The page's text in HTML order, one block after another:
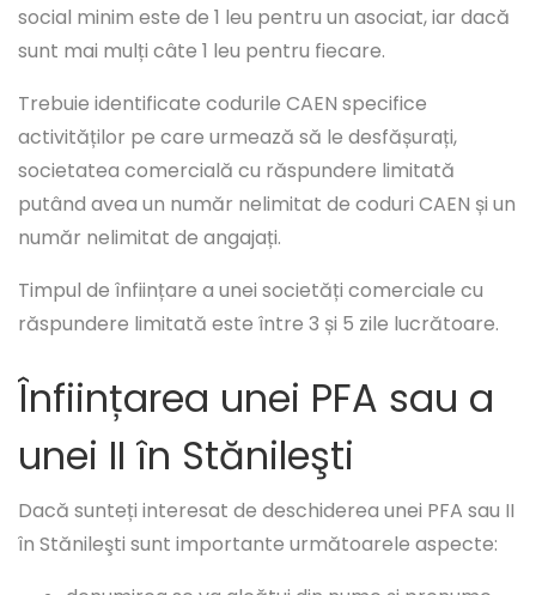
social minim este de 1 leu pentru un asociat, iar dacă
sunt mai mulți câte 1 leu pentru fiecare.
Trebuie identificate codurile CAEN specifice
activităților pe care urmează să le desfășurați,
societatea comercială cu răspundere limitată
putând avea un număr nelimitat de coduri CAEN și un
număr nelimitat de angajați.
Timpul de înființare a unei societăți comerciale cu
răspundere limitată este între 3 și 5 zile lucrătoare.
Înființarea unei PFA sau a
unei II în Stănileşti
Dacă sunteți interesat de deschiderea unei PFA sau II
în Stănileşti sunt importante următoarele aspecte: